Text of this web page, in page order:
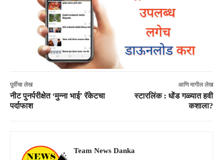
पूर्वीचा लेख
नीट पुनर्परीक्षेत ‘मुन्ना भाई’ रॅकेटचा
पर्दाफाश
आणि मागील लेख
स्टारलिंक : धोंड गळ्यात हवी
कशाला?
Team News Danka